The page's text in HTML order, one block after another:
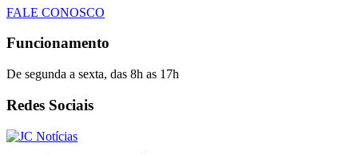
FALE CONOSCO
Funcionamento
De segunda a sexta, das 8h as 17h
Redes Sociais